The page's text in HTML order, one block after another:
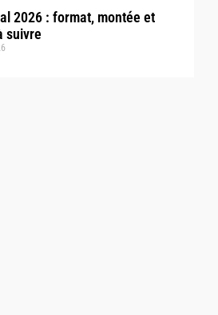
2026 : format, montée et
suivre